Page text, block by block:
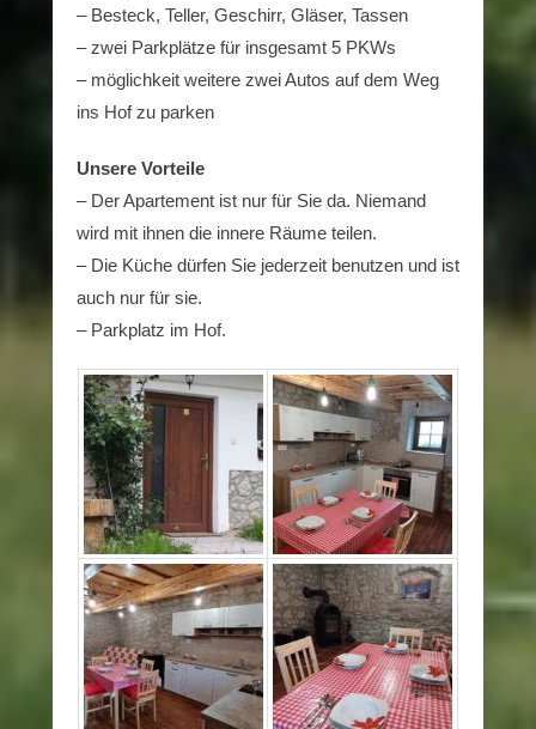
– Besteck, Teller, Geschirr, Gläser, Tassen
– zwei Parkplätze für insgesamt 5 PKWs
– möglichkeit weitere zwei Autos auf dem Weg
ins Hof zu parken
Unsere Vorteile
– Der Apartement ist nur für Sie da. Niemand
wird mit ihnen die innere Räume teilen.
– Die Küche dürfen Sie jederzeit benutzen und ist
auch nur für sie.
– Parkplatz im Hof.